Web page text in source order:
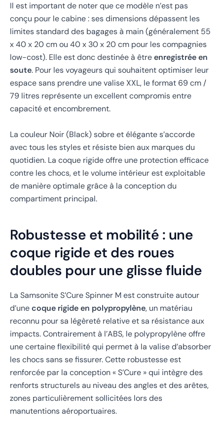
Il est important de noter que ce modèle n’est pas
conçu pour le cabine : ses dimensions dépassent les
limites standard des bagages à main (généralement 55
x 40 x 20 cm ou 40 x 30 x 20 cm pour les compagnies
low-cost). Elle est donc destinée à êtreenregistrée en
soute. Pour les voyageurs qui souhaitent optimiser leur
espace sans prendre une valise XXL, le format 69 cm /
79 litres représente un excellent compromis entre
capacité et encombrement.
La couleur Noir (Black) sobre et élégante s’accorde
avec tous les styles et résiste bien aux marques du
quotidien. La coque rigide offre une protection efficace
contre les chocs, et le volume intérieur est exploitable
de manière optimale grâce à la conception du
compartiment principal.
Robustesse et mobilité : une
coque rigide et des roues
doubles pour une glisse fluide
La Samsonite S’Cure Spinner M est construite autour
d’unecoque rigide en polypropylène, un matériau
reconnu pour sa légèreté relative et sa résistance aux
impacts. Contrairement à l’ABS, le polypropylène offre
une certaine flexibilité qui permet à la valise d’absorber
les chocs sans se fissurer. Cette robustesse est
renforcée par la conception « S’Cure » qui intègre des
renforts structurels au niveau des angles et des arêtes,
zones particulièrement sollicitées lors des
manutentions aéroportuaires.